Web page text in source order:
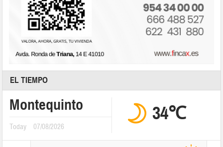
EL TIEMPO
Montequinto
Today 07/08/2026
34℃